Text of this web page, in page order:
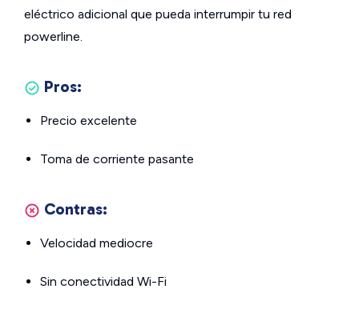
eléctrico adicional que pueda interrumpir tu red
powerline.
Pros:
Precio excelente
Toma de corriente pasante
Contras:
Velocidad mediocre
Sin conectividad Wi-Fi